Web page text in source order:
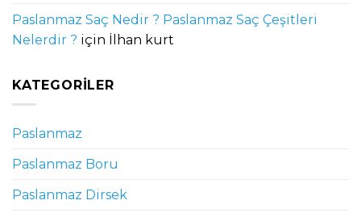
Paslanmaz Saç Nedir ? Paslanmaz Saç Çeşitleri
Nelerdir ? için İlhan kurt
KATEGORILER
Paslanmaz
Paslanmaz Boru
Paslanmaz Dirsek